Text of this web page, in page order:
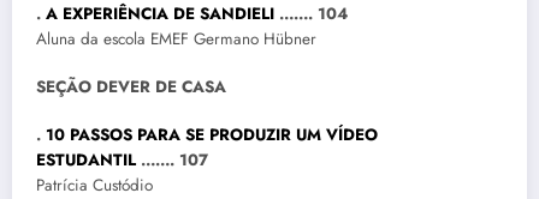
. A EXPERIÊNCIA DE SANDIELI ……. 104
Aluna da escola EMEF Germano Hübner
SEÇÃO DEVER DE CASA
. 10 PASSOS PARA SE PRODUZIR UM VÍDEO
ESTUDANTIL ……. 107
Patrícia Custódio